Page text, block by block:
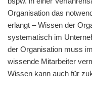
Organisation das
erlangt – Wissen der
systematisch im
der Organisation muss
wissende Mitarbeiter
Wissen kann auch für